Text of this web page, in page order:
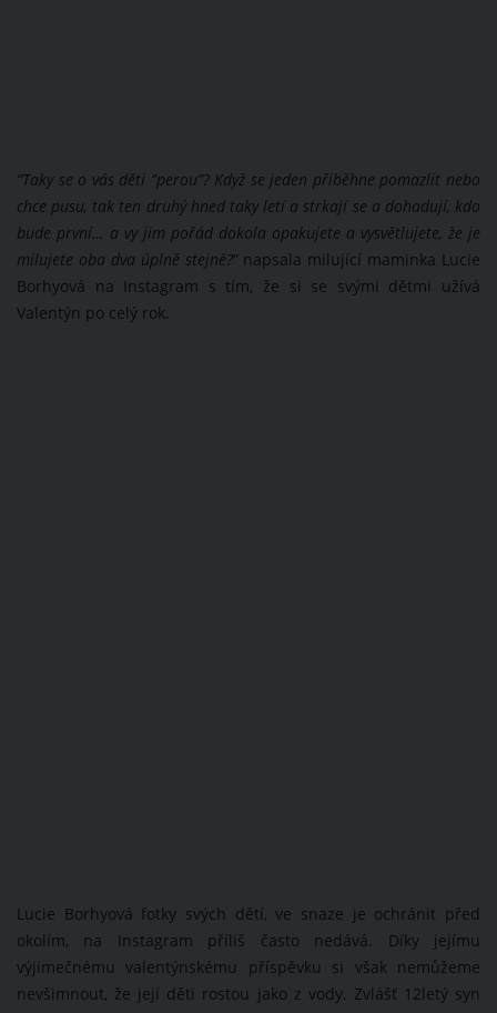
“Taky se o vás děti “perou”? Když se jeden přiběhne pomazlit nebo
chce pusu, tak ten druhý hned taky letí a strkají se a dohadují, kdo
bude první… a vy jim pořád dokola opakujete a vysvětlujete, že je
milujete oba dva úplně stejně?” napsala milující maminka Lucie
Borhyová na Instagram s tím, že si se svými dětmi užívá
Valentýn po celý rok.
Lucie Borhyová fotky svých dětí, ve snaze je ochránit před
okolím, na Instagram příliš často nedává. Díky jejímu
výjimečnému valentýnskému příspěvku si však nemůžeme
nevšimnout, že její děti rostou jako z vody. Zvlášť 12letý syn